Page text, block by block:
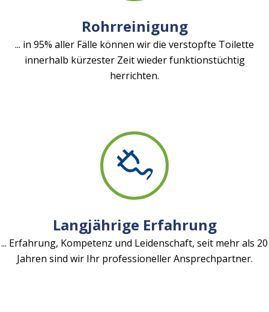
Rohrreinigung
... in 95% aller Fälle können wir die verstopfte Toilette
innerhalb kürzester Zeit wieder funktionstüchtig
herrichten.
Langjährige Erfahrung
... Erfahrung, Kompetenz und Leidenschaft, seit mehr als 20
Jahren sind wir Ihr professioneller Ansprechpartner.